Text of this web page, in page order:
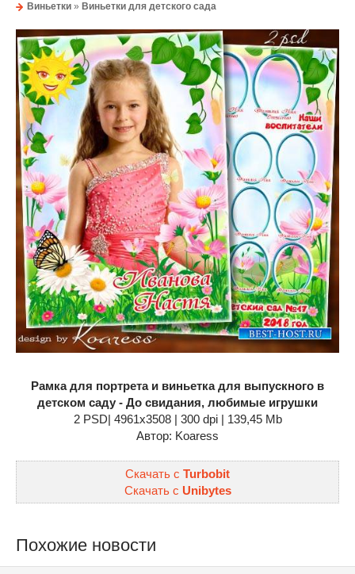
Виньетки » Виньетки для детского сада
Рамка для портрета и виньетка для выпускного в
детском саду - До свидания, любимые игрушки
2 PSD| 4961x3508 | 300 dpi | 139,45 Mb
Автор: Koaress
Скачать с Turbobit
Скачать с Unibytes
Похожие новости